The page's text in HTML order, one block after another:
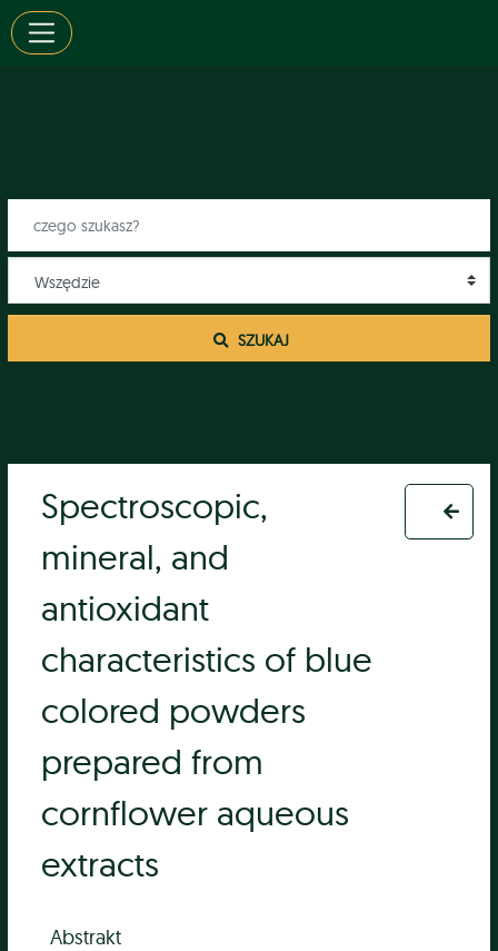
SZUKAJ
Spectroscopic,
mineral, and
antioxidant
characteristics of blue
colored powders
prepared from
cornflower aqueous
extracts
Abstrakt